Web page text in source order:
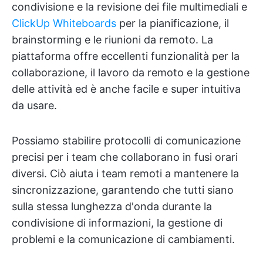
condivisione e la revisione dei file multimediali e
ClickUp Whiteboards per la pianificazione, il
brainstorming e le riunioni da remoto. La
piattaforma offre eccellenti funzionalità per la
collaborazione, il lavoro da remoto e la gestione
delle attività ed è anche facile e super intuitiva
da usare.
Possiamo stabilire protocolli di comunicazione
precisi per i team che collaborano in fusi orari
diversi. Ciò aiuta i team remoti a mantenere la
sincronizzazione, garantendo che tutti siano
sulla stessa lunghezza d'onda durante la
condivisione di informazioni, la gestione di
problemi e la comunicazione di cambiamenti.